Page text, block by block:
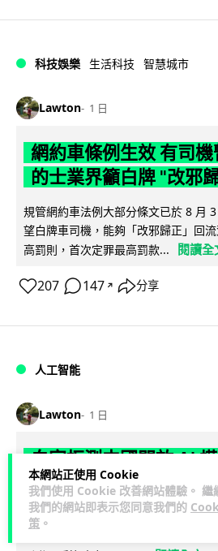
本網站正使用 Cookie
我們使用 Cookie 改善網站體驗。 繼
我們的網站即表示您同意我們的
策 。
科技娛樂 生活科技 智慧城市
Lawton 1 日
網約車條例生效 有司
的士業界籲白牌 "改邪
規管網約車法例大部分條文已於 8 月
望白牌車司機，能夠「改邪歸正」回
高罰則，首次定罪最高罰款...
閱讀全
207 147 ↗ 分享
人工智能
Lawton 1 日
白宮拒測中國開放 AI
全框架選擇性執行
彭博社報道，白宮通知美國頂尖 AI 公